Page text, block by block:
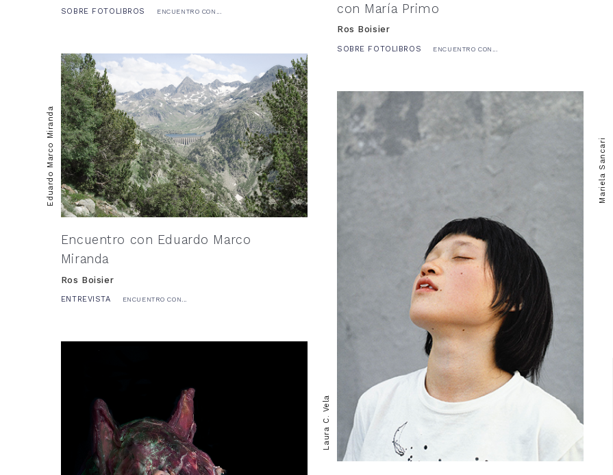
SOBRE FOTOLIBROS ENCUENTRO CON...
con María Primo
Ros Boisier
SOBRE FOTOLIBROS ENCUENTRO CON...
Mariela Sancari
Eduardo Marco Miranda
Encuentro con Eduardo Marco
Miranda
Ros Boisier
ENTREVISTA ENCUENTRO CON...
Laura C. Vela